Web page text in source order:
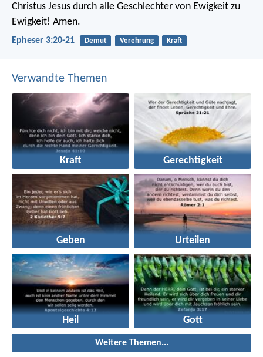
Christus Jesus durch alle Geschlechter von Ewigkeit zu
Ewigkeit! Amen.
Epheser 3:20-21 Demut Verehrung Kraft
Verwandte Themen
Kraft Gerechtigkeit
Geben Urteilen
Heil Gott
Weitere Themen...